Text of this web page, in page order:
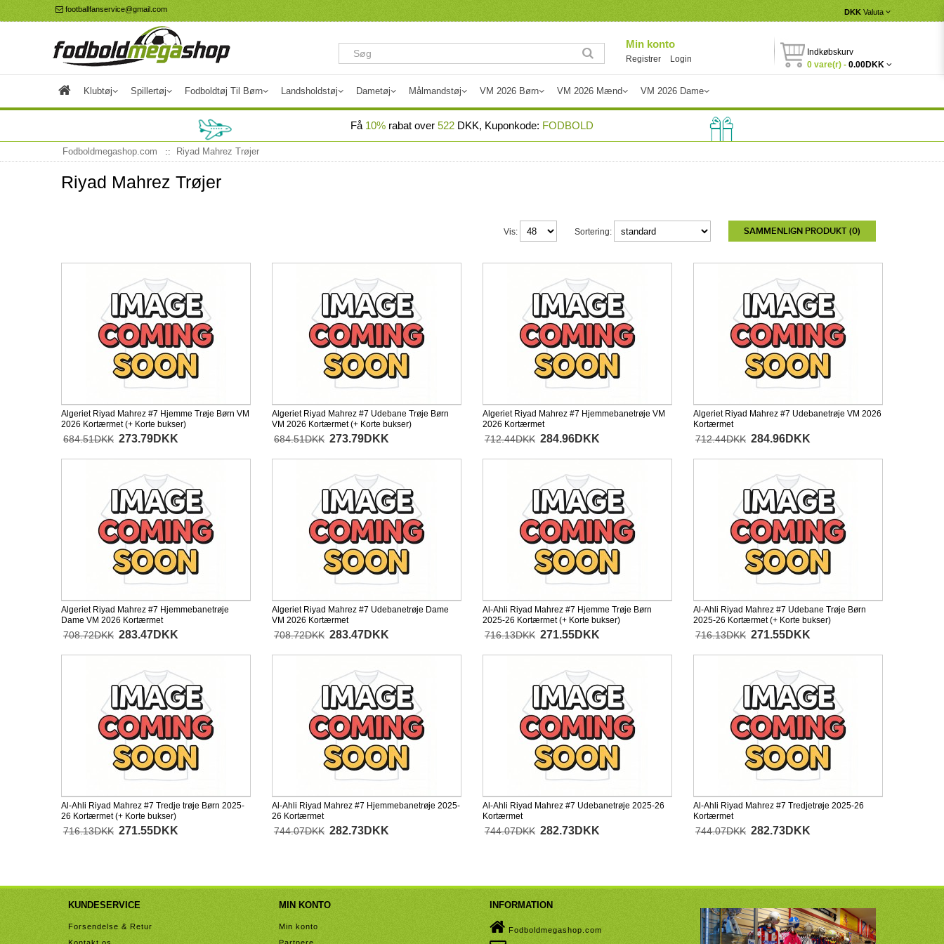
footballfanservice@gmail.com DKK Valuta
Min konto
Registrer Login
Indkøbskurv
0 vare(r) - 0.00DKK
Klubtøj Spillertøj Fodboldtøj Til Børn Landsholdstøj Dametøj Målmandstøj VM 2026 Børn VM 2026 Mænd VM 2026 Dame
Få 10% rabat over 522 DKK, Kuponkode: FODBOLD
Fodboldmegashop.com Riyad Mahrez Trøjer
Riyad Mahrez Trøjer
SAMMENLIGN PRODUKT (0)
Sortering:
Vis:
Algeriet Riyad Mahrez #7 Hjemme Trøje Børn VM
2026 Kortærmet (+ Korte bukser)
684.51DKK 273.79DKK
Algeriet Riyad Mahrez #7 Udebane Trøje Børn
VM 2026 Kortærmet (+ Korte bukser)
684.51DKK 273.79DKK
Algeriet Riyad Mahrez #7 Hjemmebanetrøje VM
2026 Kortærmet
712.44DKK 284.96DKK
Algeriet Riyad Mahrez #7 Udebanetrøje VM 2026
Kortærmet
712.44DKK 284.96DKK
Algeriet Riyad Mahrez #7 Hjemmebanetrøje
Dame VM 2026 Kortærmet
708.72DKK 283.47DKK
Algeriet Riyad Mahrez #7 Udebanetrøje Dame
VM 2026 Kortærmet
708.72DKK 283.47DKK
Al-Ahli Riyad Mahrez #7 Hjemme Trøje Børn
2025-26 Kortærmet (+ Korte bukser)
716.13DKK 271.55DKK
Al-Ahli Riyad Mahrez #7 Udebane Trøje Børn
2025-26 Kortærmet (+ Korte bukser)
716.13DKK 271.55DKK
Al-Ahli Riyad Mahrez #7 Tredje trøje Børn 2025-
26 Kortærmet (+ Korte bukser)
716.13DKK 271.55DKK
Al-Ahli Riyad Mahrez #7 Hjemmebanetrøje 2025-
26 Kortærmet
744.07DKK 282.73DKK
Al-Ahli Riyad Mahrez #7 Udebanetrøje 2025-26
Kortærmet
744.07DKK 282.73DKK
Al-Ahli Riyad Mahrez #7 Tredjetrøje 2025-26
Kortærmet
744.07DKK 282.73DKK
KUNDESERVICE
Forsendelse & Retur
MIN KONTO
Min konto
INFORMATION
Fodboldmegashop.com